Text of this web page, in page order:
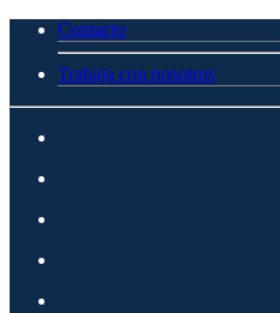
Contacto
Trabaja con nosotros